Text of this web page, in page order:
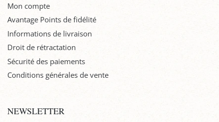
Mon compte
Avantage Points de fidélité
Informations de livraison
Droit de rétractation
Sécurité des paiements
Conditions générales de vente
NEWSLETTER